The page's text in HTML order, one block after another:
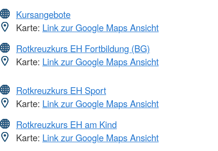
Kursangebote
Karte: Link zur Google Maps Ansicht
Rotkreuzkurs EH Fortbildung (BG)
Karte: Link zur Google Maps Ansicht
Rotkreuzkurs EH Sport
Karte: Link zur Google Maps Ansicht
Rotkreuzkurs EH am Kind
Karte: Link zur Google Maps Ansicht